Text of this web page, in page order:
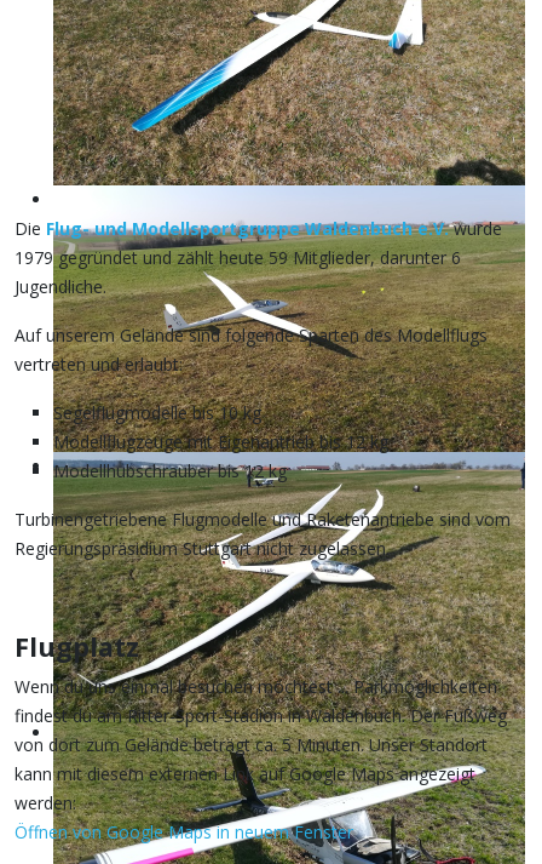
Die Flug- und Modellsportgruppe Waldenbuch e.V.wurde
1979 gegründet und zählt heute 59 Mitglieder, darunter 6
Jugendliche.
Auf unserem Gelände sind folgende Sparten des Modellflugs
vertreten und erlaubt:
Segelflugmodelle bis 10 kg
Modellflugzeuge mit Eigenantrieb bis 12 kg
Modellhubschrauber bis 12 kg
Turbinengetriebene Flugmodelle und Raketenantriebe sind vom
Regierungspräsidium Stuttgart nicht zugelassen.
Flugplatz
Wenn du uns einmal besuchen möchtest ... Parkmöglichkeiten
findest du am Ritter-Sport-Stadion in Waldenbuch. Der Fußweg
von dort zum Gelände beträgt ca. 5 Minuten. Unser Standort
kann mit diesem externen Link auf Google Maps angezeigt
werden:
Öffnen von Google Maps in neuem Fenster